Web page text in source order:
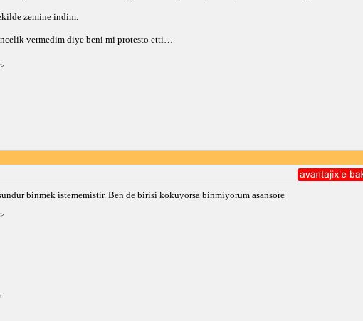
zemine indim.
vermedim diye beni mi protesto etti…
binmek istememistir. Ben de birisi kokuyorsa binmiyorum asansore